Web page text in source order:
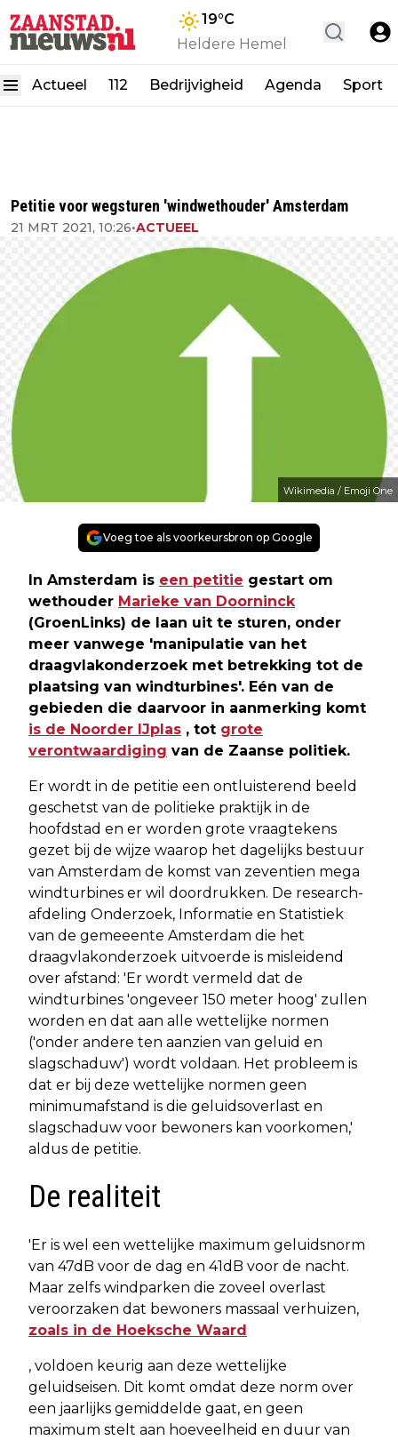
19°C
Heldere Hemel
Actueel 112 Bedrijvigheid Agenda Sport
Petitie voor wegsturen 'windwethouder' Amsterdam
21 MRT 2021, 10:26•ACTUEEL
Wikimedia / Emoji One
Voeg toe als voorkeursbron op Google
In Amsterdam is een petitie gestart om
wethouder Marieke van Doorninck
(GroenLinks) de laan uit te sturen, onder
meer vanwege 'manipulatie van het
draagvlakonderzoek met betrekking tot de
plaatsing van windturbines'. Eén van de
gebieden die daarvoor in aanmerking komt
is de Noorder IJplas , tot grote
verontwaardiging van de Zaanse politiek.
Er wordt in de petitie een ontluisterend beeld
geschetst van de politieke praktijk in de
hoofdstad en er worden grote vraagtekens
gezet bij de wijze waarop het dagelijks bestuur
van Amsterdam de komst van zeventien mega
windturbines er wil doordrukken. De research-
afdeling Onderzoek, Informatie en Statistiek
van de gemeeente Amsterdam die het
draagvlakonderzoek uitvoerde is misleidend
over afstand: 'Er wordt vermeld dat de
windturbines 'ongeveer 150 meter hoog' zullen
worden en dat aan alle wettelijke normen
('onder andere ten aanzien van geluid en
slagschaduw') wordt voldaan. Het probleem is
dat er bij deze wettelijke normen geen
minimumafstand is die geluidsoverlast en
slagschaduw voor bewoners kan voorkomen,'
aldus de petitie.
De realiteit
'Er is wel een wettelijke maximum geluidsnorm
van 47dB voor de dag en 41dB voor de nacht.
Maar zelfs windparken die zoveel overlast
veroorzaken dat bewoners massaal verhuizen,
zoals in de Hoeksche Waard
, voldoen keurig aan deze wettelijke
geluidseisen. Dit komt omdat deze norm over
een jaarlijks gemiddelde gaat, en geen
maximum stelt aan hoeveelheid en duur van